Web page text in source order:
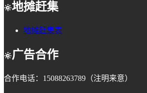
地摊赶集
地摊赶集表
广告合作
合作电话：15088263789（注明来意）